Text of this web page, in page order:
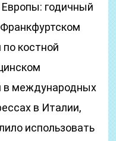
годичный
по костной
в международных
в Италии,
использовать